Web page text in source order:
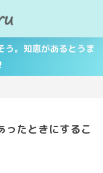
う。知恵があるとうま
ったときにするこ